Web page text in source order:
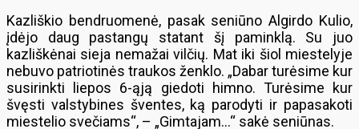
Kazliškio bendruomenė, pasak seniūno Algirdo Kulio,
įdėjo daug pastangų statant šį paminklą. Su juo
kazliškėnai sieja nemažai vilčių. Mat iki šiol miestelyje
nebuvo patriotinės traukos ženklo. „Dabar turėsime kur
susirinkti liepos 6-ąją giedoti himno. Turėsime kur
švęsti valstybines šventes, ką parodyti ir papasakoti
miestelio svečiams“, – „Gimtajam…“ sakė seniūnas.